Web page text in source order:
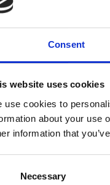
Consent
website uses cookies
use cookies to
about your use
information that
Necessary